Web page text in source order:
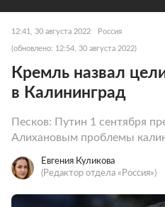
12:41, 30 августа 2022 Россия
(обновлено: 12:54, 30 августа 2022)
Кремль назвал
в Калининград
Песков: Путин 1 сентября
Алихановым проблемы
Евгения Куликова
(Редактор отдела «Россия»)